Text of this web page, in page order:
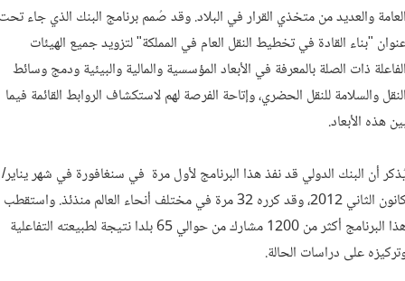
والعديد من متخذي القرار في البلاد. وقد صُمم برنامج البنك الذي جاء
"بناء القادة في تخطيط النقل العام في المملكة" لتزويد جميع الهيئات
ذات الصلة بالمعرفة في الأبعاد المؤسسية والمالية والبيئية ودمج وسائط
والسلامة للنقل الحضري، وإتاحة الفرصة لهم لاستكشاف الروابط القائمة فيما
هذه الأبعاد.
أن البنك الدولي قد نفذ هذا البرنامج لأول مرة في سنغافورة في شهر يناير/
كانون الثاني 2012، وقد كرره 32 مرة في مختلف أنحاء العالم منذئذ. واستقطب
هذا البرنامج أكثر من 1200 مشارك من حوالي 65 بلدا نتيجة لطبيعته التفاعلية
على دراسات الحالة.